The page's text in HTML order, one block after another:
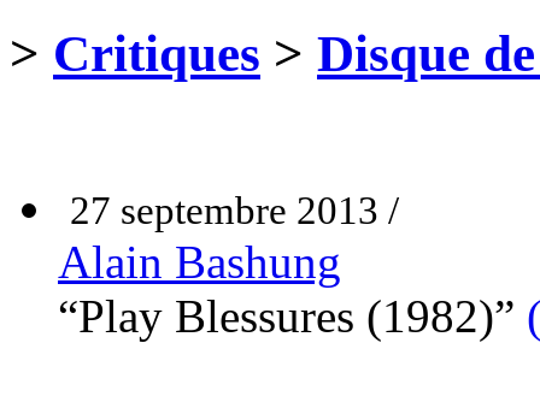
> Critiques > Disque
27 septembre 2013 /
Alain Bashung
“Play Blessures (1982)”